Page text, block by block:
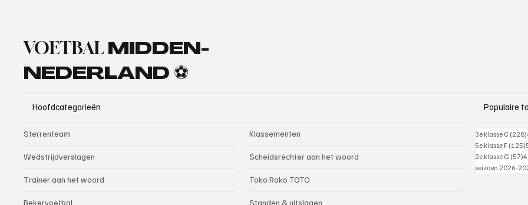
VOETBAL MIDDEN-
NEDERLAND ⚽
Hoofdcategorieën
Sterrenteam
Wedstrijdverslagen
Trainer aan het woord
Bekervoetbal
Klassementen
Scheidsrechter aan het woord
Toko Roko TOTO
Standen & uitslagen
Populaire
3e klasse C (228)
5e klasse F (125)
2e klasse G (57)
seizoen 2026-